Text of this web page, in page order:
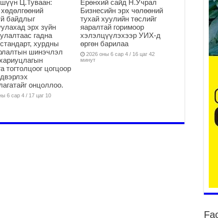
Ц.Туваан:
байдлыг
эрх зүйн
гадна
хурдны
шинэчлэл
тогтолцоог цогцоор
онцоллоо.
6 сар 4 / 17 цаг 10
Ерөнхий сайд Н.Учрал
Бизнесийн эрх чөлөөний
тухай хуулийн төслийг
яаралтай горимоор
хэлэлцүүлэхээр УИХ-д
өргөн барилаа
2026 оны 6 сар 4 / 16 цаг 42
минут